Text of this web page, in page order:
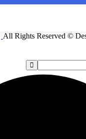
All Rights Reserved ©